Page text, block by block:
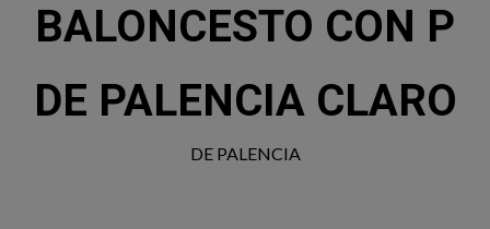
BALONCESTO CON P
DE PALENCIA CLARO
DE PALENCIA